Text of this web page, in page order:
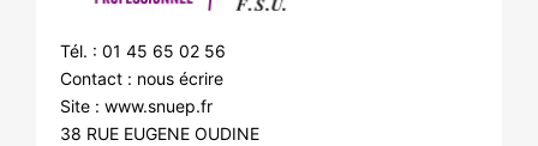
Tél. : 01 45 65 02 56
Contact : nous écrire
Site : www.snuep.fr
38 RUE EUGENE OUDINE